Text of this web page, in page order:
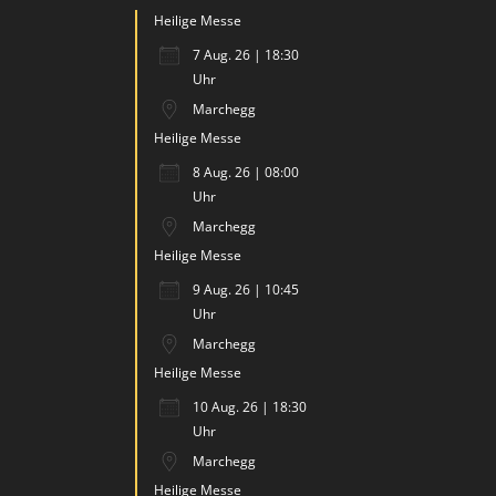
Heilige Messe
7 Aug. 26 | 18:30
Uhr
Marchegg
Heilige Messe
8 Aug. 26 | 08:00
Uhr
Marchegg
Heilige Messe
9 Aug. 26 | 10:45
Uhr
Marchegg
Heilige Messe
10 Aug. 26 | 18:30
Uhr
Marchegg
Heilige Messe